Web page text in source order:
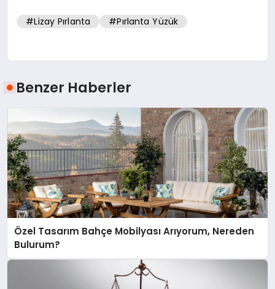
#Lizay Pırlanta #Pırlanta Yüzük
Benzer Haberler
Özel Tasarım Bahçe Mobilyası Arıyorum, Nereden
Bulurum?